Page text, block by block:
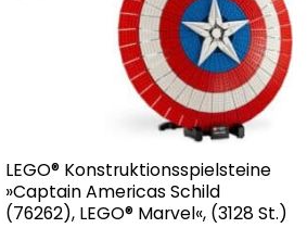
LEGO® Konstruktionsspielsteine
»Captain Americas Schild
(76262), LEGO® Marvel«, (3128 St.)